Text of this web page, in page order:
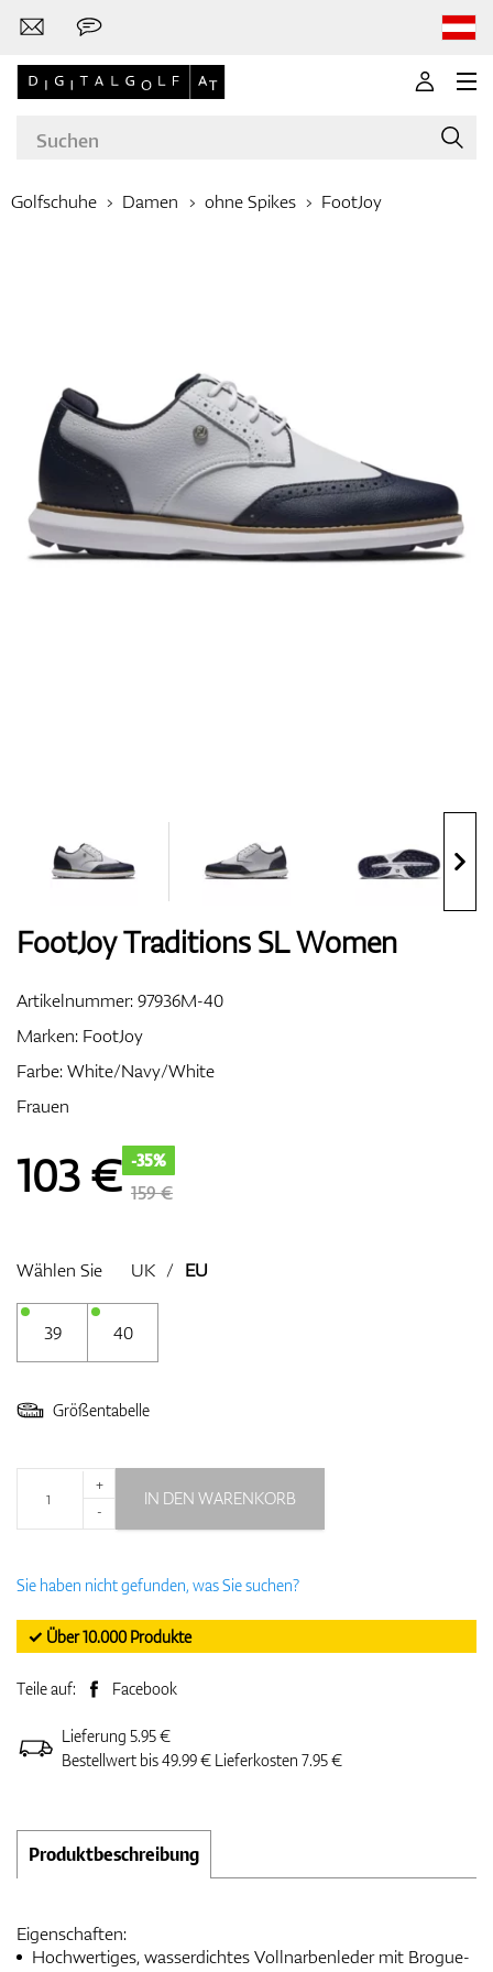
Bekleidung
Handschuhe
Bags
Entfernungsmesser & GPS
Golfschuhe Damen ohne Spikes FootJoy
FootJoy Traditions SL Women
Artikelnummer:97936M-40
Marken: FootJoy
Farbe: White/Navy/White
Frauen
103€ -35%
159 €
Wählen Sie UK / EU
39 40
Größentabelle
+
-
IN DEN WARENKORB
Sie haben nicht gefunden, was Sie suchen?
✓ Über 10.000 Produkte
Teile auf: Facebook
Lieferung 5.95 €
Bestellwert bis 49.99 € Lieferkosten 7.95 €
Produktbeschreibung
Eigenschaften:
Hochwertiges, wasserdichtes Vollnarbenleder mit Brogue-